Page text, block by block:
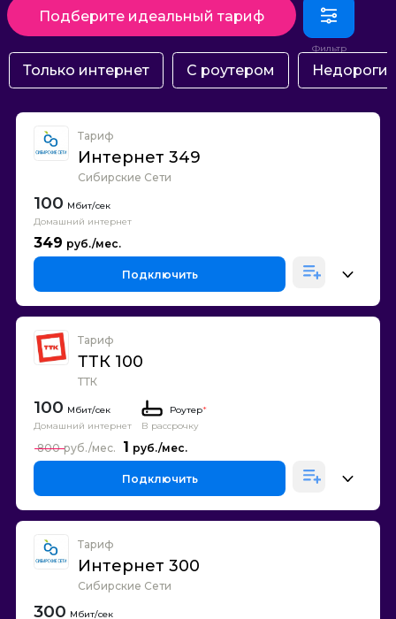
Подберите идеальный тариф
Только интернет С роутером Недорогие
Тариф
Интернет 349
Сибирские Сети
100
Домашний интернет
349
Подключить
Тариф
ТТК 100
ТТК
100
Домашний интернет
Роутер*
В рассрочку
1
800
Подключить
Тариф
Интернет 300
Сибирские Сети
300